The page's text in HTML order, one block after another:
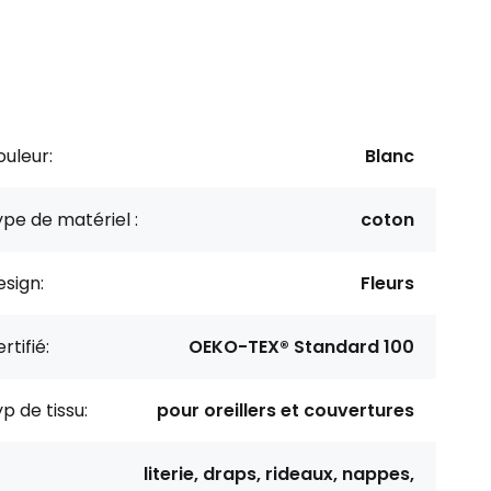
Blanc
de matériel : coton
Fleurs
OEKO-TEX® Standard 100
de tissu: pour oreillers et couvertures
literie, draps, rideaux, nappes,